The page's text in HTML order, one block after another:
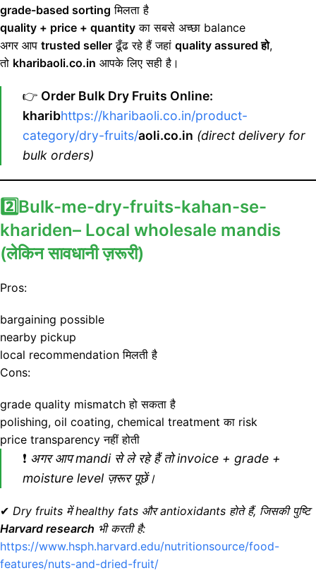
grade-based sorting मिलता है
quality + price + quantity का सबसे अच्छा balance
अगर आप trusted seller ढूँढ रहे हैं जहां quality assured हो,
तो kharibaoli.co.in आपके लिए सही है।
👉 Order Bulk Dry Fruits Online:
kharibhttps://kharibaoli.co.in/product-
category/dry-fruits/aoli.co.in (direct delivery for
bulk orders)
2️⃣Bulk-me-dry-fruits-kahan-se-
khariden– Local wholesale mandis
(लेकिन सावधानी ज़रूरी)
Pros:
bargaining possible
nearby pickup
local recommendation मिलती है
Cons:
grade quality mismatch हो सकता है
polishing, oil coating, chemical treatment का risk
price transparency नहीं होती
❗ अगर आप mandi से ले रहे हैं तो invoice + grade +
moisture level ज़रूर पूछें।
✔ Dry fruits में healthy fats और antioxidants होते हैं, जिसकी पुष्टि
Harvard research भी करती है:
https://www.hsph.harvard.edu/nutritionsource/food-
features/nuts-and-dried-fruit/